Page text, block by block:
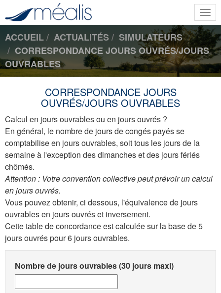
ACCUEIL ACTUALITÉS
SIMULATEURS
CORRESPONDANCE JOURS OUVRÉS/JOURS
OUVRABLES
CORRESPONDANCE JOURS
OUVRÉS/JOURS OUVRABLES
Calcul en jours ouvrables ou en jours ouvrés ?
En général, le nombre de jours de congés payés se
comptabilise en jours ouvrables, soit tous les jours de la
semaine à l'exception des dimanches et des jours fériés
chômés.
Attention : Votre convention collective peut prévoir un calcul
en jours ouvrés.
Vous pouvez obtenir, ci dessous, l'équivalence de jours
ouvrables en jours ouvrés et inversement.
Cette table de concordance est calculée sur la base de 5
jours ouvrés pour 6 jours ouvrables.
Nombre de jours ouvrables (30 jours maxi)